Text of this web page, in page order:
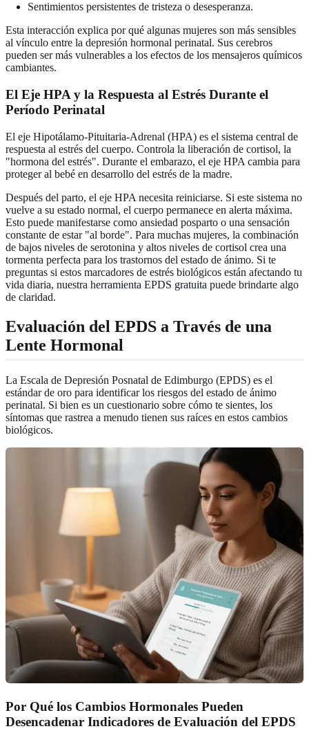
Sentimientos persistentes de tristeza o desesperanza.
Esta interacción explica por qué algunas mujeres son más sensibles
al vínculo entre la depresión hormonal perinatal. Sus cerebros
pueden ser más vulnerables a los efectos de los mensajeros químicos
cambiantes.
El Eje HPA y la Respuesta al Estrés Durante el
Período Perinatal
El eje Hipotálamo-Pituitaria-Adrenal (HPA) es el sistema central de
respuesta al estrés del cuerpo. Controla la liberación de cortisol, la
"hormona del estrés". Durante el embarazo, el eje HPA cambia para
proteger al bebé en desarrollo del estrés de la madre.
Después del parto, el eje HPA necesita reiniciarse. Si este sistema no
vuelve a su estado normal, el cuerpo permanece en alerta máxima.
Esto puede manifestarse como ansiedad posparto o una sensación
constante de estar "al borde". Para muchas mujeres, la combinación
de bajos niveles de serotonina y altos niveles de cortisol crea una
tormenta perfecta para los trastornos del estado de ánimo. Si te
preguntas si estos marcadores de estrés biológicos están afectando tu
vida diaria, nuestra herramienta EPDS gratuita puede brindarte algo
de claridad.
Evaluación del EPDS a Través de una
Lente Hormonal
La Escala de Depresión Posnatal de Edimburgo (EPDS) es el
estándar de oro para identificar los riesgos del estado de ánimo
perinatal. Si bien es un cuestionario sobre cómo te sientes, los
síntomas que rastrea a menudo tienen sus raíces en estos cambios
biológicos.
Por Qué los Cambios Hormonales Pueden
Desencadenar Indicadores de Evaluación del EPDS